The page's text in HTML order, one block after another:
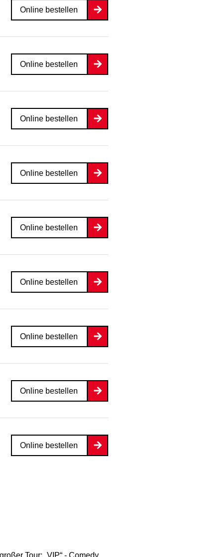
Online bestellen
Online bestellen
Online bestellen
Online bestellen
Online bestellen
Online bestellen
Online bestellen
Online bestellen
Online bestellen
Tour: „VIP“ - Comedy,